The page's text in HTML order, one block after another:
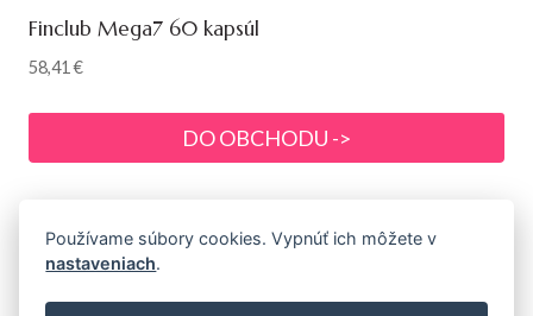
Finclub Mega7 60 kapsúl
58,41€
DO OBCHODU ->
Používame súbory cookies. Vypnúť ich môžete v
nastaveniach.